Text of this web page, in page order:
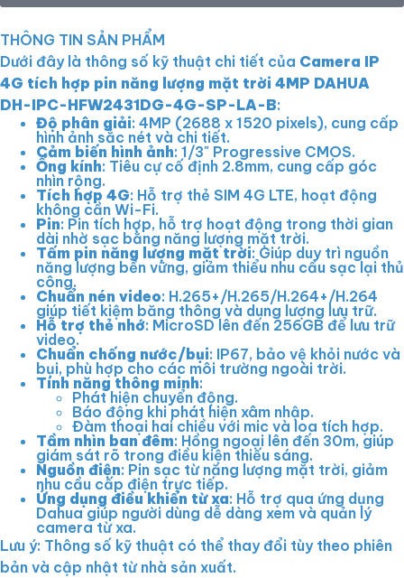
THÔNG TIN SẢN PHẨM
Dưới đây là thông số kỹ thuật chi tiết của Camera IP
4G tích hợp pin năng lượng mặt trời 4MP DAHUA
DH-IPC-HFW2431DG-4G-SP-LA-B:
Độ phân giải: 4MP (2688 x 1520 pixels), cung cấp
hình ảnh sắc nét và chi tiết.
Cảm biến hình ảnh: 1/3" Progressive CMOS.
Ống kính: Tiêu cự cố định 2.8mm, cung cấp góc
nhìn rộng.
Tích hợp 4G: Hỗ trợ thẻ SIM 4G LTE, hoạt động
không cần Wi-Fi.
Pin: Pin tích hợp, hỗ trợ hoạt động trong thời gian
dài nhờ sạc bằng năng lượng mặt trời.
Tấm pin năng lượng mặt trời: Giúp duy trì nguồn
năng lượng bền vững, giảm thiểu nhu cầu sạc lại thủ
công.
Chuẩn nén video: H.265+/H.265/H.264+/H.264
giúp tiết kiệm băng thông và dung lượng lưu trữ.
Hỗ trợ thẻ nhớ: MicroSD lên đến 256GB để lưu trữ
video.
Chuẩn chống nước/bụi: IP67, bảo vệ khỏi nước và
bụi, phù hợp cho các môi trường ngoài trời.
Tính năng thông minh:
Phát hiện chuyển động.
Báo động khi phát hiện xâm nhập.
Đàm thoại hai chiều với mic và loa tích hợp.
Tầm nhìn ban đêm: Hồng ngoại lên đến 30m, giúp
giám sát rõ trong điều kiện thiếu sáng.
Nguồn điện: Pin sạc từ năng lượng mặt trời, giảm
nhu cầu cấp điện trực tiếp.
Ứng dụng điều khiển từ xa: Hỗ trợ qua ứng dụng
Dahua giúp người dùng dễ dàng xem và quản lý
camera từ xa.
Lưu ý: Thông số kỹ thuật có thể thay đổi tùy theo phiên
bản và cập nhật từ nhà sản xuất.